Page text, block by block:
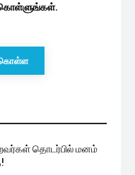
தொடர்பில் மனம்